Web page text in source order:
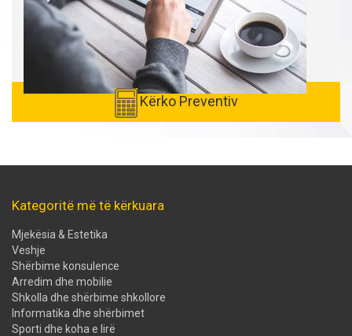
Kërko Preventiv
Kategoritë më të kërkuara
Mjekësia & Estetika
Veshje
Shërbime konsulence
Arredim dhe mobilie
Shkolla dhe shërbime shkollore
Informatika dhe shërbimet
Sporti dhe koha e lirë